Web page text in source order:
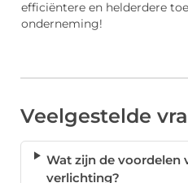
efficiëntere en helderdere
onderneming!
Veelgestelde
Wat zijn de voordelen
verlichting?